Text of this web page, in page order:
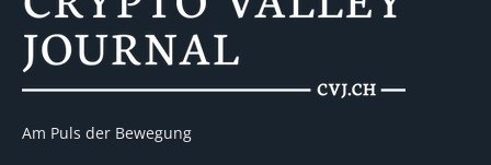
Am Puls der Bewegung